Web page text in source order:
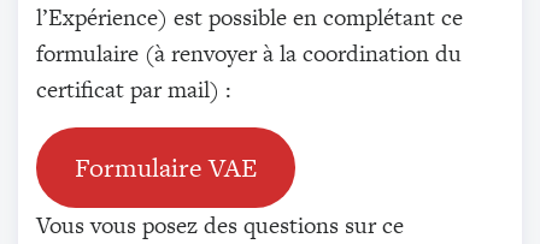
l’Expérience) est possible en complétant ce
formulaire (à renvoyer à la coordination du
certificat par mail) :
Formulaire VAE
Vous vous posez des questions sur ce